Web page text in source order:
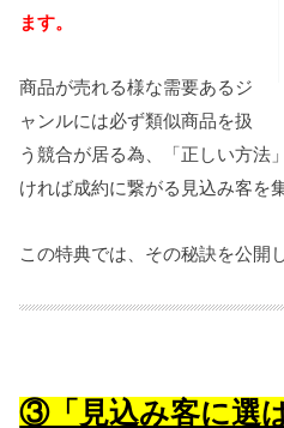
ます。
商品が売れる様な需要あるジ
ャンルには必ず類似商品を扱
う競合が居る為、「正しい方法
ければ成約に繋がる見込み客を
この特典では、その秘訣を公開
③「見込み客に選